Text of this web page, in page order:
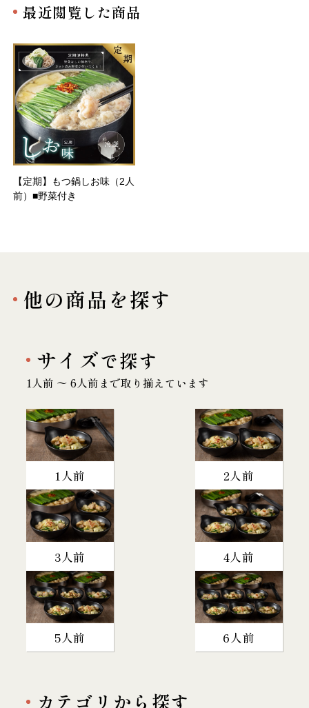
最近閲覧した商品
【定期】もつ鍋しお味（2人
前）■野菜付き
他の商品を探す
サイズで探す
1人前 〜 6人前まで取り揃えています
1人前 2人前
3人前 4人前
5人前 6人前
カテゴリから探す